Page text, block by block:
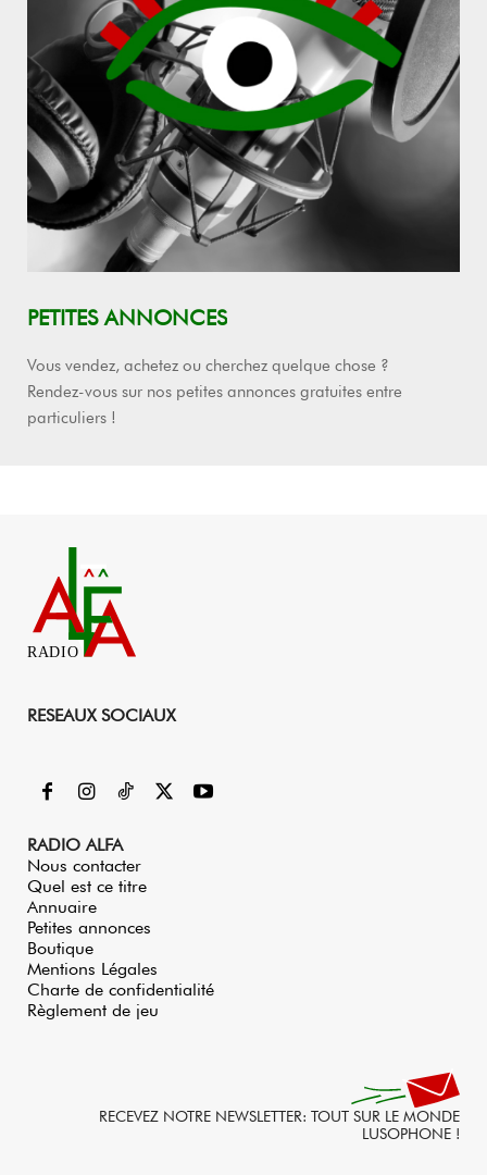
PETITES ANNONCES
Vous vendez, achetez ou cherchez quelque chose ?
Rendez-vous sur nos petites annonces gratuites entre
particuliers !
RADIO
RESEAUX SOCIAUX
RADIO ALFA
Nous contacter
Quel est ce titre
Annuaire
Petites annonces
Boutique
Mentions Légales
Charte de confidentialité
Règlement de jeu
RECEVEZ NOTRE NEWSLETTER: TOUT SUR LE MONDE
LUSOPHONE !